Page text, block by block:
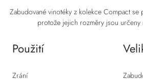
Zabudované vinotéky z kolekce Compact
protože jejich rozměry jsou určeny
Použití
Zrání